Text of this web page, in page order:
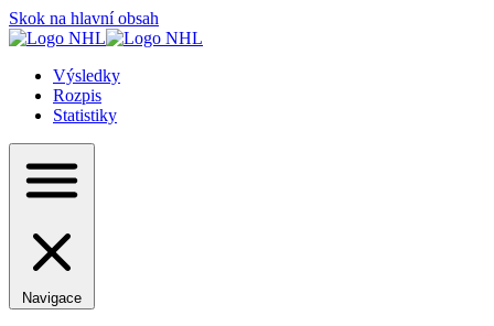
Skok na hlavní obsah
Výsledky
Rozpis
Statistiky
Navigace